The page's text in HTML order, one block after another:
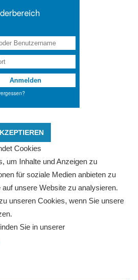
Cookies
um Inhalte und Anzeigen zu
für soziale Medien anbieten zu
auf unsere Website zu analysieren.
unseren Cookies, wenn Sie unsere
Sie in unserer